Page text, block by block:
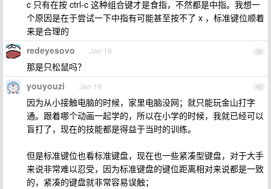
c 只有在按 ctrl-c 这种组合键才是食指，不然都是中指。我想一
个原因是在于尝试一下中指有可能甚至按不了 x ，标准键位顺着
来是合理的
39
redeyesovo Jan 19
那是只松鼠吗？
40
youyouzi Jan 19
因为从小接触电脑的时候，家里电脑没网；就只能玩金山打字
通。跟着哪个动画一起学的，所以在小学的时候，我就已经可以
盲打了，现在的技能都是得益于当时的训练。
但是标准键位也看标准键盘，现在也一些紧凑型键盘，对于大手
来说非常难以忍受，因为标准键盘的键位距离相对来说都是一致
的，紧凑的键盘就非常容易误触；